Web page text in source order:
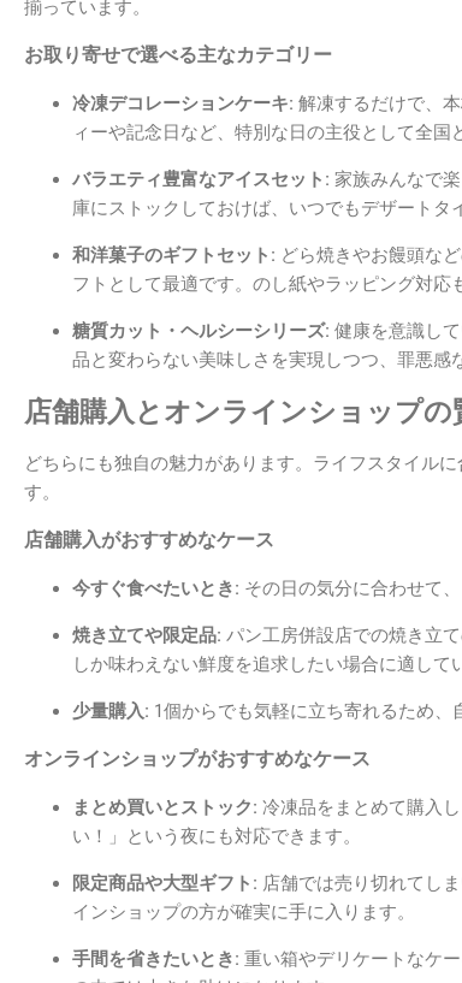
揃っています。
お取り寄せで選べる主なカテゴリー
冷凍デコレーションケーキ: 解凍するだけで、
ィーや記念日など、特別な日の主役として全国
バラエティ豊富なアイスセット: 家族みんなで
庫にストックしておけば、いつでもデザートタ
和洋菓子のギフトセット: どら焼きやお饅頭な
フトとして最適です。のし紙やラッピング対応
糖質カット・ヘルシーシリーズ: 健康を意識し
品と変わらない美味しさを実現しつつ、罪悪感
店舗購入とオンラインショップの
どちらにも独自の魅力があります。ライフスタイル
す。
店舗購入がおすすめなケース
今すぐ食べたいとき: その日の気分に合わせて
焼き立てや限定品: パン工房併設店での焼き立
しか味わえない鮮度を追求したい場合に適して
少量購入: 1個からでも気軽に立ち寄れるため、
オンラインショップがおすすめなケース
まとめ買いとストック: 冷凍品をまとめて購入
い！」という夜にも対応できます。
限定商品や大型ギフト: 店舗では売り切れてし
インショップの方が確実に手に入ります。
手間を省きたいとき: 重い箱やデリケートなケ